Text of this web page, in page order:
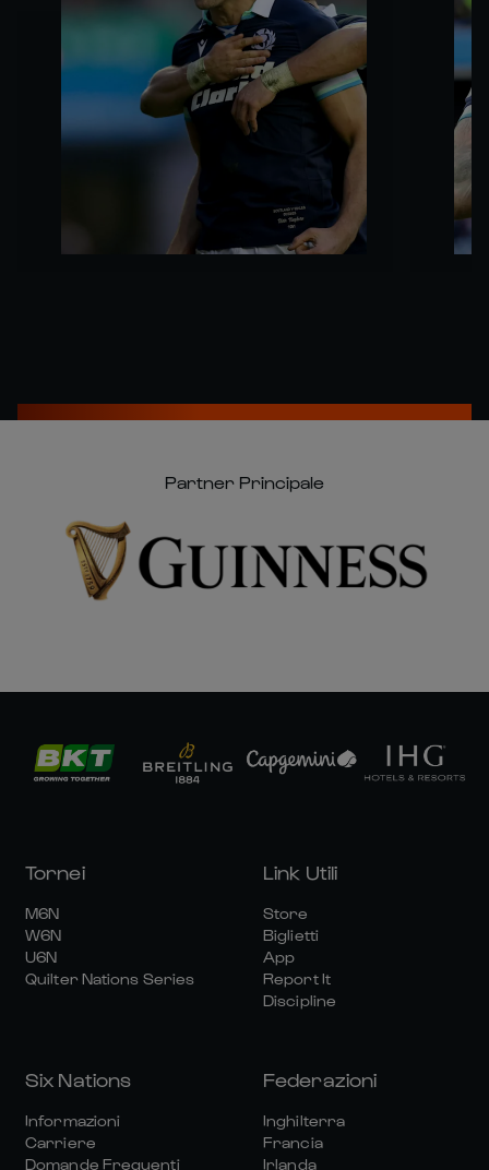
Partner Principale
Tornei
M6N
W6N
U6N
Quilter Nations Series
Link Utili
Store
Biglietti
App
Report It
Discipline
Six Nations
Informazioni
Carriere
Domande Frequenti
Federazioni
Inghilterra
Francia
Irlanda